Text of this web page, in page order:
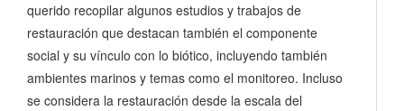
querido recopilar algunos estudios y trabajos de
restauración que destacan también el componente
social y su vínculo con lo biótico, incluyendo también
ambientes marinos y temas como el monitoreo. Incluso
se considera la restauración desde la escala del